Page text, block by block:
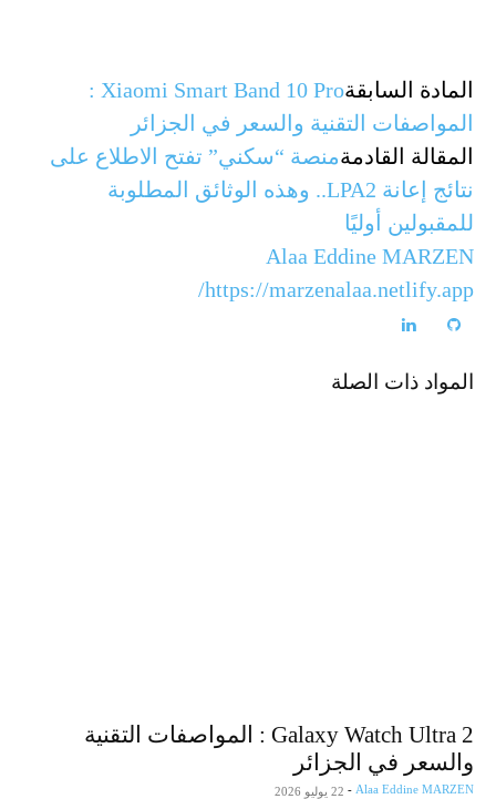
المادة السابقة
Xiaomi Smart Band 10 Pro :
المواصفات التقنية والسعر في الجزائر
المقالة القادمةمنصة “سكني” تفتح الاطلاع على
نتائج إعانة LPA2.. وهذه الوثائق المطلوبة
للمقبولين أوليًا
Alaa Eddine MARZEN
https://marzenalaa.netlify.app/
المواد ذات الصلة
Galaxy Watch Ultra 2 : المواصفات التقنية
والسعر في الجزائر
Alaa Eddine MARZEN
- 22 يوليو 2026